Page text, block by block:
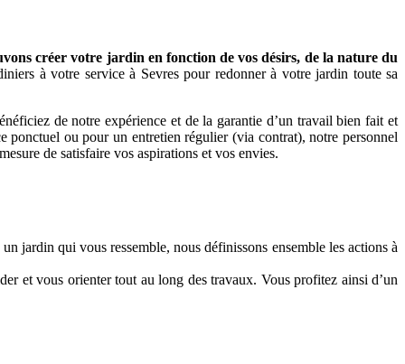
créer votre jardin en fonction de vos désirs, de la nature du
à votre service à Sevres pour redonner à votre jardin toute sa
de notre expérience et de la garantie d’un travail bien fait et
ponctuel ou pour un entretien régulier (via contrat), notre personnel
de satisfaire vos aspirations et vos envies.
jardin qui vous ressemble, nous définissons ensemble les actions à
et vous orienter tout au long des travaux. Vous profitez ainsi d’un